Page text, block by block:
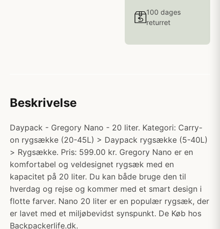
100 dages
returret
Beskrivelse
Daypack - Gregory Nano - 20 liter. Kategori: Carry-
on rygsække (20-45L) > Daypack rygsække (5-40L)
> Rygsække. Pris: 599.00 kr. Gregory Nano er en
komfortabel og veldesignet rygsæk med en
kapacitet på 20 liter. Du kan både bruge den til
hverdag og rejse og kommer med et smart design i
flotte farver. Nano 20 liter er en populær rygsæk, der
er lavet med et miljøbevidst synspunkt. De Køb hos
Backpackerlife.dk.